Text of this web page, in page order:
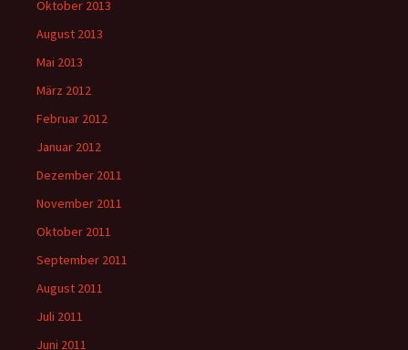
Oktober 2013
August 2013
Mai 2013
März 2012
Februar 2012
Januar 2012
Dezember 2011
November 2011
Oktober 2011
September 2011
August 2011
Juli 2011
Juni 2011